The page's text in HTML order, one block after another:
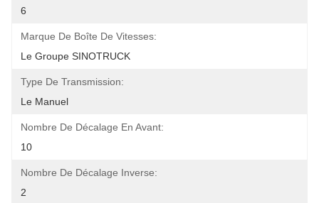
6
Marque De Boîte De Vitesses:
Le Groupe SINOTRUCK
Type De Transmission:
Le Manuel
Nombre De Décalage En Avant:
10
Nombre De Décalage Inverse:
2